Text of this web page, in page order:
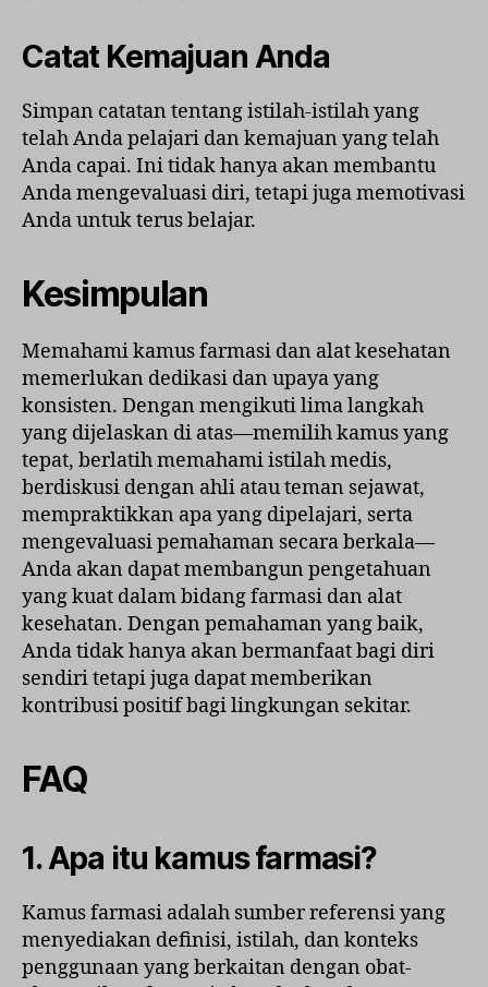
Catat Kemajuan Anda
Simpan catatan tentang istilah-istilah yang
telah Anda pelajari dan kemajuan yang telah
Anda capai. Ini tidak hanya akan membantu
Anda mengevaluasi diri, tetapi juga memotivasi
Anda untuk terus belajar.
Kesimpulan
Memahami kamus farmasi dan alat kesehatan
memerlukan dedikasi dan upaya yang
konsisten. Dengan mengikuti lima langkah
yang dijelaskan di atas—memilih kamus yang
tepat, berlatih memahami istilah medis,
berdiskusi dengan ahli atau teman sejawat,
mempraktikkan apa yang dipelajari, serta
mengevaluasi pemahaman secara berkala—
Anda akan dapat membangun pengetahuan
yang kuat dalam bidang farmasi dan alat
kesehatan. Dengan pemahaman yang baik,
Anda tidak hanya akan bermanfaat bagi diri
sendiri tetapi juga dapat memberikan
kontribusi positif bagi lingkungan sekitar.
FAQ
1. Apa itu kamus farmasi?
Kamus farmasi adalah sumber referensi yang
menyediakan definisi, istilah, dan konteks
penggunaan yang berkaitan dengan obat-